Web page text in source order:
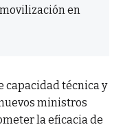
en
capacidad técnica y
ministros
la eficacia de